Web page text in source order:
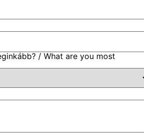
/ What are you most